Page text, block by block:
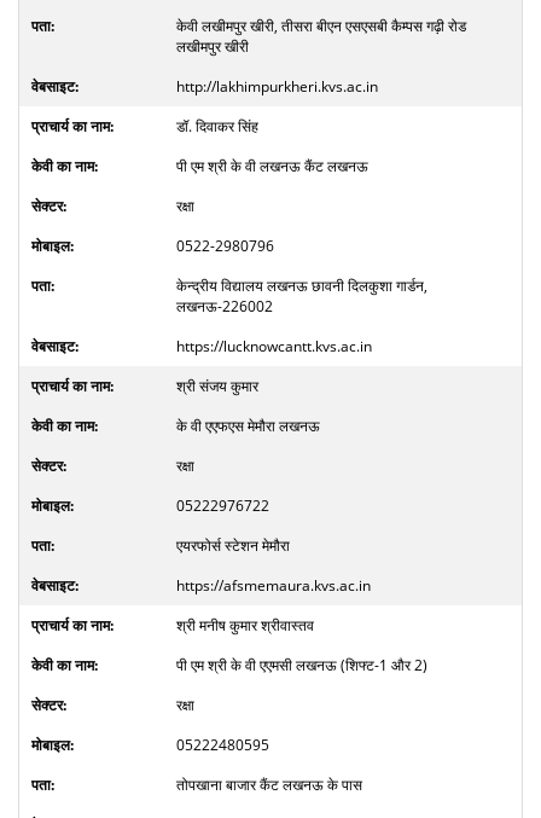
केवी लखीमपुर खीरी, तीसरा बीएन एसएसबी कैम्पस गढ़ी रोड
लखीमपुर खीरी
http://lakhimpurkheri.kvs.ac.in
डॉ. दिवाकर सिंह
पी एम श्री के वी लखनऊ कैंट लखनऊ
रक्षा
0522-2980796
केन्द्रीय विद्यालय लखनऊ छावनी दिलकुशा गार्डन,
लखनऊ-226002
https://lucknowcantt.kvs.ac.in
श्री संजय कुमार
के वी एएफएस मेमौरा लखनऊ
रक्षा
05222976722
एयरफोर्स स्टेशन मेमौरा
https://afsmemaura.kvs.ac.in
श्री मनीष कुमार श्रीवास्तव
पी एम श्री के वी एएमसी लखनऊ (शिफ्ट-1 और 2)
रक्षा
05222480595
तोपखाना बाजार कैंट लखनऊ के पास